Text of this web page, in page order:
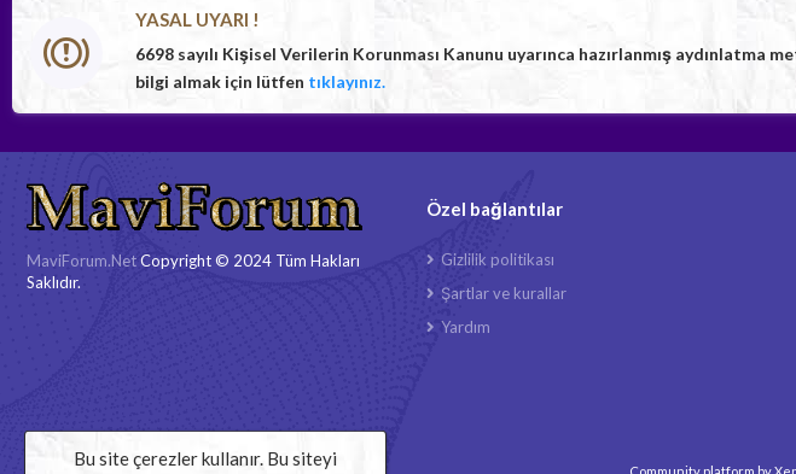
YASAL UYARI !
6698 sayılı Kişisel Verilerin Korunması Kanunu uyarınca hazırlanmış
bilgi almak için lütfen tıklayınız.
MaviForum.NetCopyright © 2024 Tüm Hakları
Saklıdır.
Özel bağlantılar
Gizlilik politikası
Şartlar ve kurallar
Yardım
Bu site çerezler kullanır. Bu siteyi